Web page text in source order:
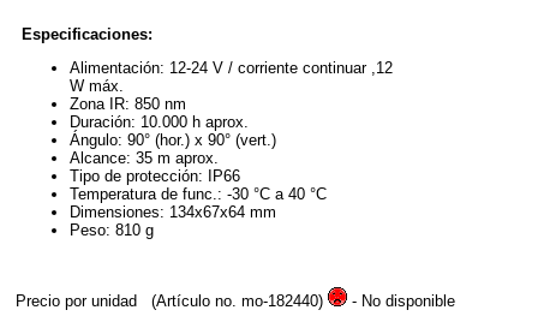
Especificaciones:
Alimentación: 12-24 V / corriente continuar ,12
W máx.
Zona IR: 850 nm
Duración: 10.000 h aprox.
Ángulo: 90° (hor.) x 90° (vert.)
Alcance: 35 m aprox.
Tipo de protección: IP66
Temperatura de func.: -30 °C a 40 °C
Dimensiones: 134x67x64 mm
Peso: 810 g
Precio por unidad (Artículo no. mo-182440) - No disponible